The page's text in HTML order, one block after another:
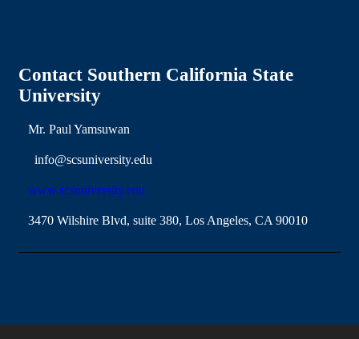
Contact Southern California State
University
Mr. Paul Yamsuwan
info@scsuniversity.edu
www.scsuniversity.edu
3470 Wilshire Blvd, suite 380, Los Angeles, CA 90010